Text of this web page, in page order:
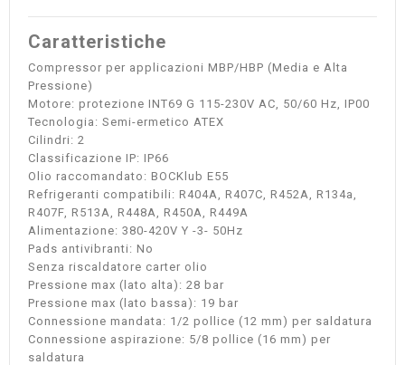
Caratteristiche
Compressor per applicazioni MBP/HBP (Media e Alta
Pressione)
Motore: protezione INT69 G 115-230V AC, 50/60 Hz, IP00
Tecnologia: Semi-ermetico ATEX
Cilindri: 2
Classificazione IP: IP66
Olio raccomandato: BOCKlub E55
Refrigeranti compatibili: R404A, R407C, R452A, R134a,
R407F, R513A, R448A, R450A, R449A
Alimentazione: 380-420V Y -3- 50Hz
Pads antivibranti: No
Senza riscaldatore carter olio
Pressione max (lato alta): 28 bar
Pressione max (lato bassa): 19 bar
Connessione mandata: 1/2 pollice (12 mm) per saldatura
Connessione aspirazione: 5/8 pollice (16 mm) per
saldatura